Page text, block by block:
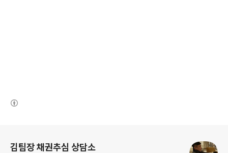
김팀장 채권추심 상담소